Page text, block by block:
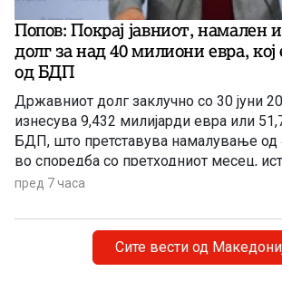
Попов: Покрај јавниот, намален
долг за над 40 милиони евра, кој
од БДП
Државниот долг заклучно со 30 јуни
изнесува 9,432 милијарди евра или
БДП, што претставува намалување од
во споредба со претходниот месец,
пратеникот на ВМРО-ДПМНЕ Сергеј
пред 7 часа
Сите вести од